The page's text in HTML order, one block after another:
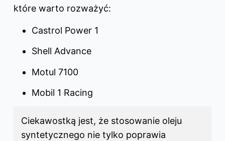
które warto rozważyć:
Castrol Power 1
Shell Advance
Motul 7100
Mobil 1 Racing
Ciekawostką jest, że stosowanie oleju
syntetycznego nie tylko poprawia